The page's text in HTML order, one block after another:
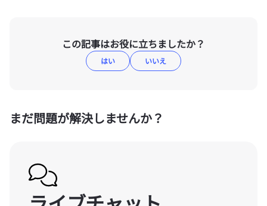
この記事はお役に立ちましたか？
はい いいえ
まだ問題が解決しませんか？